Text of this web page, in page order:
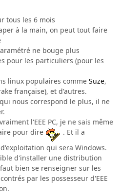
tous les 6 mois
à la main, on peut tout faire
ne bouge plus
pour les particuliers (pour les
linux populaires comme Suze,
française), et d'autres.
nous correspond le plus, il ne
l'EEE PC, je ne sais même
pour dire
. Et il a
qui sera Windows.
d'installer une distribution
bien se renseigner sur les
par les possesseur d'EEE